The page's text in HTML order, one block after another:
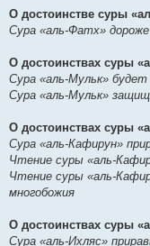
О достоинстве суры
Сура «аль-Фатх»
О достоинствах суры
Сура «аль-Мульк»
Сура «аль-Мульк»
О достоинствах суры
Сура «аль-Кафирун»
Чтение суры «аль-
Чтение суры «аль-
многобожия
О достоинствах суры
Сура «аль-Ихляс»